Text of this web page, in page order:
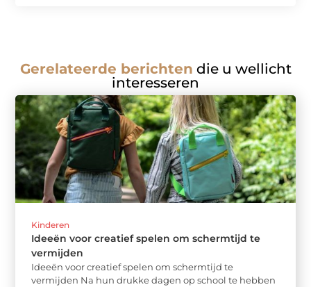
Gerelateerde berichten die u wellicht
interesseren
Kinderen
Ideeën voor creatief spelen om schermtijd te
vermijden
Ideeën voor creatief spelen om schermtijd te
vermijden Na hun drukke dagen op school te hebben